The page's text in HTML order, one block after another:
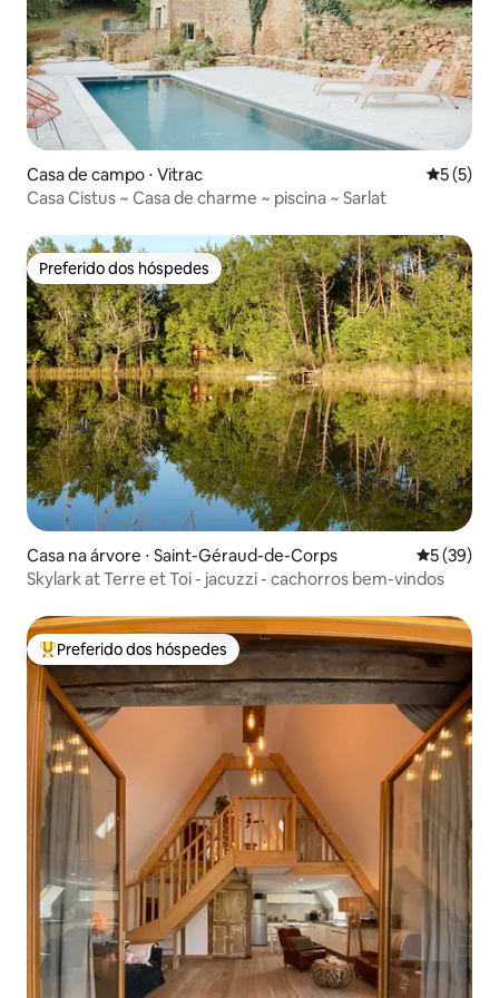
Casa de campo ⋅ Vitrac 5 de
5 (5)
Casa Cistus ~ Casa de charme ~ piscina ~ Sarlat
Preferido dos hóspedes
Preferido dos hóspedes
Casa na árvore ⋅ Saint-Géraud-de-Corps 5 de uma
5 (39)
Skylark at Terre et Toi - jacuzzi - cachorros bem-vindos
Entre os melhores preferidos dos hóspedes
Preferido dos hóspedes